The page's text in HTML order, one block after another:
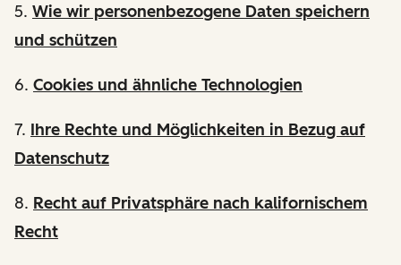
5. Wie wir personenbezogene Daten speichern
und schützen
6. Cookies und ähnliche Technologien
7. Ihre Rechte und Möglichkeiten in Bezug auf
Datenschutz
8. Recht auf Privatsphäre nach kalifornischem
Recht